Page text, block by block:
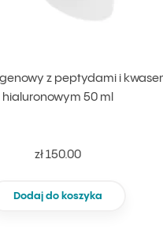
z peptydami i
hialuronowym 50 ml
zł 150.00
Dodaj do koszyka